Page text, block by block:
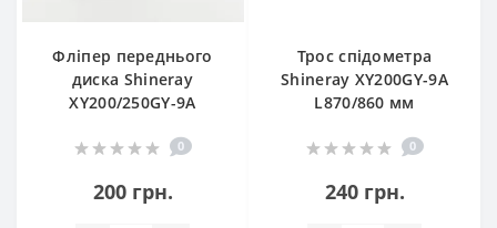
Фліпер переднього
диска Shineray
XY200/250GY-9A
0
200 грн.
Трос спідометра
Shineray XY200GY-9A
L870/860 мм
0
240 грн.